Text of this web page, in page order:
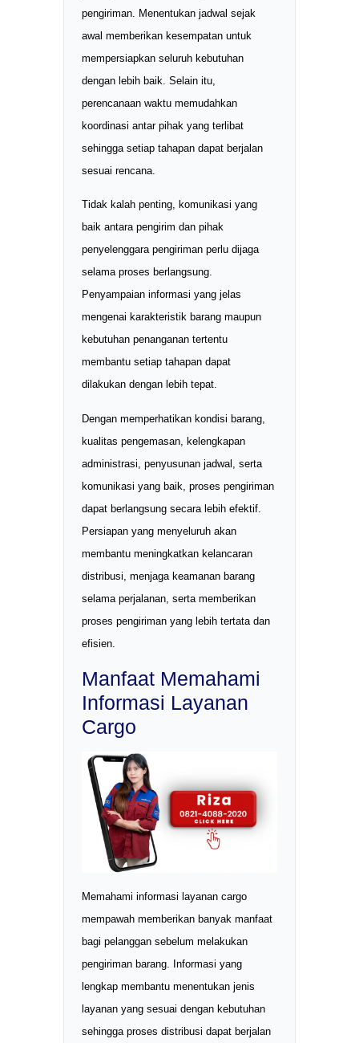
pengiriman. Menentukan jadwal sejak
awal memberikan kesempatan untuk
mempersiapkan seluruh kebutuhan
dengan lebih baik. Selain itu,
perencanaan waktu memudahkan
koordinasi antar pihak yang terlibat
sehingga setiap tahapan dapat berjalan
sesuai rencana.
Tidak kalah penting, komunikasi yang
baik antara pengirim dan pihak
penyelenggara pengiriman perlu dijaga
selama proses berlangsung.
Penyampaian informasi yang jelas
mengenai karakteristik barang maupun
kebutuhan penanganan tertentu
membantu setiap tahapan dapat
dilakukan dengan lebih tepat.
Dengan memperhatikan kondisi barang,
kualitas pengemasan, kelengkapan
administrasi, penyusunan jadwal, serta
komunikasi yang baik, proses pengiriman
dapat berlangsung secara lebih efektif.
Persiapan yang menyeluruh akan
membantu meningkatkan kelancaran
distribusi, menjaga keamanan barang
selama perjalanan, serta memberikan
proses pengiriman yang lebih tertata dan
efisien.
Manfaat Memahami
Informasi Layanan
Cargo
Memahami informasi layanan cargo
mempawah memberikan banyak manfaat
bagi pelanggan sebelum melakukan
pengiriman barang. Informasi yang
lengkap membantu menentukan jenis
layanan yang sesuai dengan kebutuhan
sehingga proses distribusi dapat berjalan